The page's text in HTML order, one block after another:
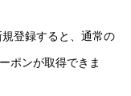
規登録すると、通常の
ポンが取得できま